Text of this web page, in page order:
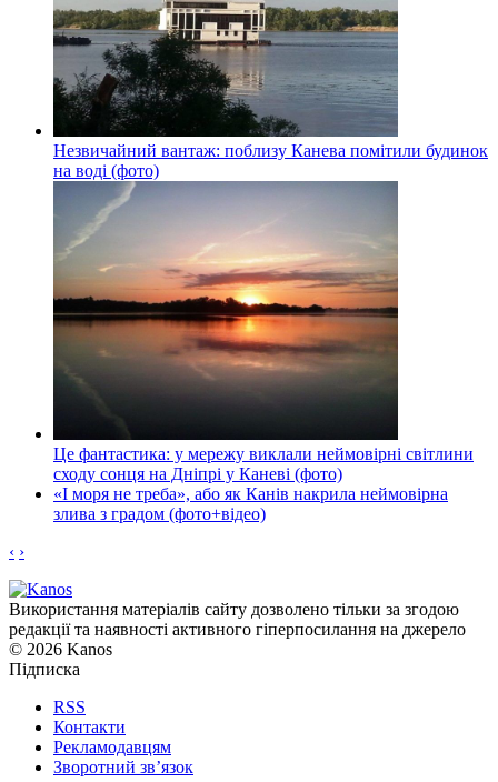
Незвичайний вантаж: поблизу Канева помітили будинок
на воді (фото)
Це фантастика: у мережу виклали неймовірні світлини
сходу сонця на Дніпрі у Каневі (фото)
«І моря не треба», або як Канів накрила неймовірна
злива з градом (фото+відео)
‹ ›
Використання матеріалів сайту дозволено тільки за згодою
редакції та наявності активного гіперпосилання на джерело
© 2026 Kanos
Підписка
RSS
Контакти
Рекламодавцям
Зворотний зв’язок